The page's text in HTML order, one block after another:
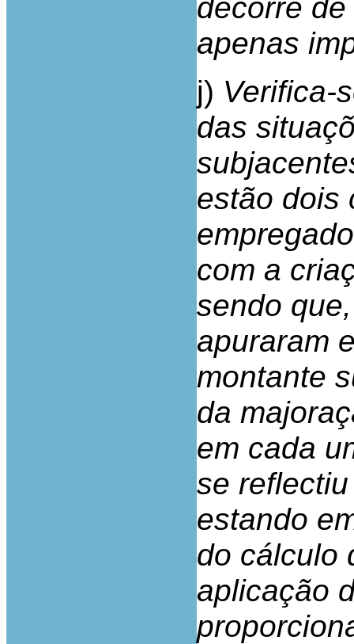
decorre
apenas
j) Verifica-
das
estão dois
com a
sendo
apuraram
montante
da
em cada
se
estando
do cálculo
aplicação